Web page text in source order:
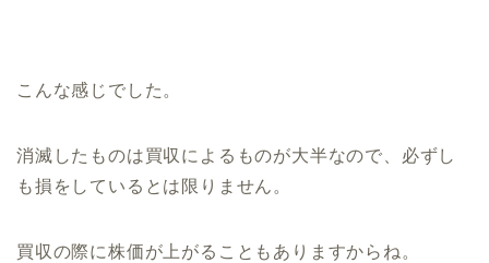
こんな感じでした。
消滅したものは買収によるものが大半なので、必ずし
も損をしているとは限りません。
買収の際に株価が上がることもありますからね。